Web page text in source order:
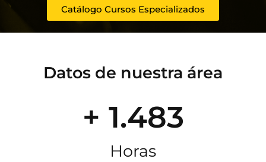
Catálogo Cursos Especializados
Datos de nuestra área
+ 1.483
Horas